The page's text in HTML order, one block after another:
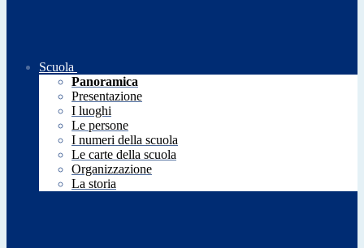
Scuola
Panoramica
Presentazione
I luoghi
Le persone
I numeri della scuola
Le carte della scuola
Organizzazione
La storia